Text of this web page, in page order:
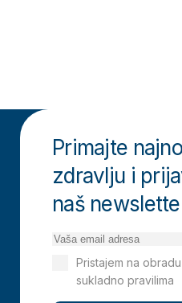
Primajte
zdravlju i
naš
Pristajem na
sukladno pravilima